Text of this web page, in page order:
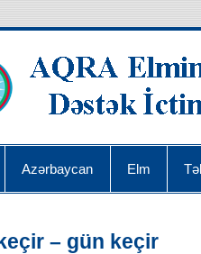
Azərbaycan Elm
– gün keçir